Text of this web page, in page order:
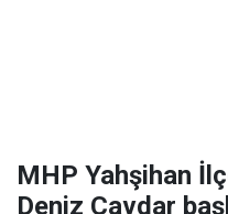
MHP Yahşihan
Deniz Çavdar